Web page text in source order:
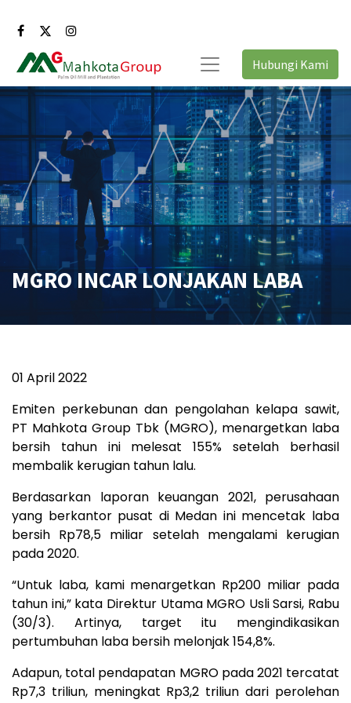
Hubungi Kami
MGRO INCAR LONJAKAN LABA
01 April 2022
Emiten perkebunan dan pengolahan kelapa sawit,
PT Mahkota Group Tbk (MGRO), menargetkan laba
bersih tahun ini melesat 155% setelah berhasil
membalik kerugian tahun lalu.
Berdasarkan laporan keuangan 2021, perusahaan
yang berkantor pusat di Medan ini mencetak laba
bersih Rp78,5 miliar setelah mengalami kerugian
pada 2020.
“Untuk laba, kami menargetkan Rp200 miliar pada
tahun ini,” kata Direktur Utama MGRO Usli Sarsi, Rabu
(30/3). Artinya, target itu mengindikasikan
pertumbuhan laba bersih melonjak 154,8%.
Adapun, total pendapatan MGRO pada 2021 tercatat
Rp7,3 triliun, meningkat Rp3,2 triliun dari perolehan